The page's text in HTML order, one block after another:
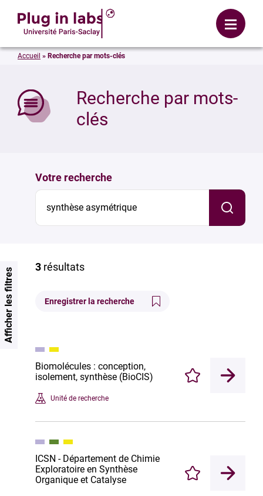
Menu
Recherche par mots-
clés
Accueil » Recherche par mots-clés
Votre recherche
3 résultats
Enregistrer la recherche
Biomolécules : conception,
isolement, synthèse (BioCIS)
Unité de recherche
Enregistrer
ICSN - Département de Chimie
Exploratoire en Synthèse
Organique et Catalyse
Enregistrer
Afficher les filtres